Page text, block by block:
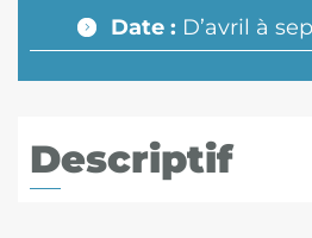
Descriptif
Date : D’avril à